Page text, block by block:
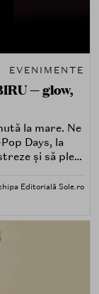
EVENIMENTE
— glow,
la mare. Ne
Days, la
și să pleci
Editorială Sole.ro